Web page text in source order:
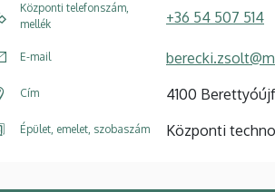
Központi telefonszám,
mellék
+36 54 507 514
E-mail
Cím 4100
Épület, emelet, szobaszám Központi